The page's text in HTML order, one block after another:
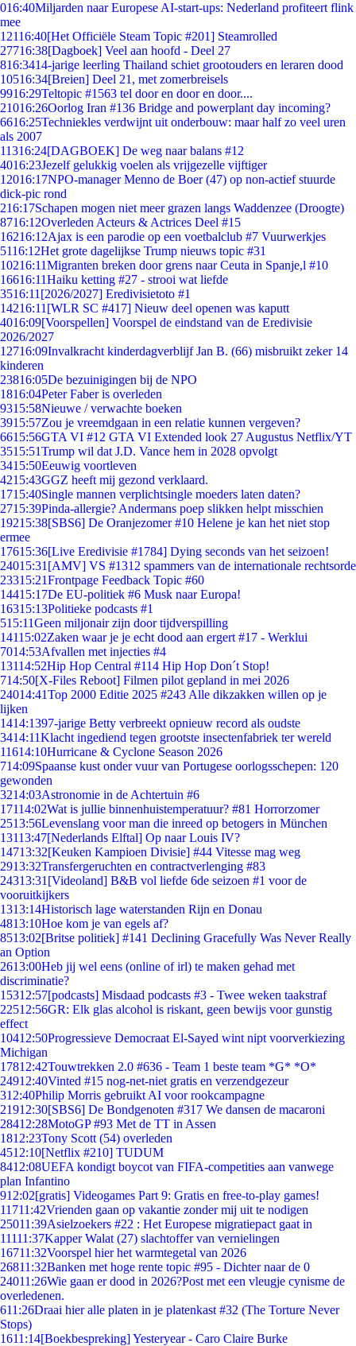
016:40Miljarden naar Europese AI-start-ups: Nederland profiteert flink
mee
12116:40[Het Officiële Steam Topic #201] Steamrolled
27716:38[Dagboek] Veel aan hoofd - Deel 27
816:3414-jarige leerling Thailand schiet grootouders en leraren dood
10516:34[Breien] Deel 21, met zomerbreisels
9916:29Teltopic #1563 tel door en door en door....
21016:26Oorlog Iran #136 Bridge and powerplant day incoming?
6616:25Techniekles verdwijnt uit onderbouw: maar half zo veel uren
als 2007
11316:24[DAGBOEK] De weg naar balans #12
4016:23Jezelf gelukkig voelen als vrijgezelle vijftiger
12016:17NPO-manager Menno de Boer (47) op non-actief stuurde
dick-pic rond
216:17Schapen mogen niet meer grazen langs Waddenzee (Droogte)
8716:12Overleden Acteurs & Actrices Deel #15
16216:12Ajax is een parodie op een voetbalclub #7 Vuurwerkjes
5116:12Het grote dagelijkse Trump nieuws topic #31
10216:11Migranten breken door grens naar Ceuta in Spanje,l #10
16616:11Haiku ketting #27 - strooi wat liefde
3516:11 [2026/2027] Eredivisietoto #1
14216:11 [WLR SC #417] Nieuw deel openen was kaputt
4016:09[Voorspellen] Voorspel de eindstand van de Eredivisie
2026/2027
12716:09Invalkracht kinderdagverblijf Jan B. (66) misbruikt zeker 14
kinderen
23816:05De bezuinigingen bij de NPO
1816:04Peter Faber is overleden
9315:58Nieuwe / verwachte boeken
3915:57Zou je vreemdgaan in een relatie kunnen vergeven?
6615:56GTA VI #12 GTA VI Extended look 27 Augustus Netflix/YT
3515:51Trump wil dat J.D. Vance hem in 2028 opvolgt
3415:50Eeuwig voortleven
4215:43GGZ heeft mij gezond verklaard.
1715:40Single mannen verplichtsingle moeders laten daten?
2715:39Pinda-allergie? Andermans poep slikken helpt misschien
19215:38[SBS6] De Oranjezomer #10 Helene je kan het niet stop
ermee
17615:36[Live Eredivisie #1784] Dying seconds van het seizoen!
24015:31 [AMV] VS #1312 spammers van de internationale rechtsorde
23315:21Frontpage Feedback Topic #60
14415:17De EU-politiek #6 Musk naar Europa!
16315:13Politieke podcasts #1
515:11Geen miljonair zijn door tijdverspilling
14115:02Zaken waar je je echt dood aan ergert #17 - Werklui
7014:53Afvallen met injecties #4
13114:52Hip Hop Central #114 Hip Hop Don´t Stop!
714:50[X-Files Reboot] Filmen pilot gepland in mei 2026
24014:41Top 2000 Editie 2025 #243 Alle dikzakken willen op je
lijken
1414:1397-jarige Betty verbreekt opnieuw record als oudste
3414:11Klacht ingediend tegen grootste insectenfabriek ter wereld
11614:10Hurricane & Cyclone Season 2026
714:09Spaanse kust onder vuur van Portugese oorlogsschepen: 120
gewonden
3214:03Astronomie in de Achtertuin #6
17114:02Wat is jullie binnenhuistemperatuur? #81 Horrorzomer
2513:56Levenslang voor man die inreed op betogers in München
13113:47[Nederlands Elftal] Op naar Louis IV?
14713:32[Keuken Kampioen Divisie] #44 Vitesse mag weg
2913:32Transfergeruchten en contractverlenging #83
24313:31 [Videoland] B&B vol liefde 6de seizoen #1 voor de
vooruitkijkers
1313:14Historisch lage waterstanden Rijn en Donau
4813:10Hoe kom je van egels af?
8513:02[Britse politiek] #141 Declining Gracefully Was Never Really
an Option
2613:00Heb jij wel eens (online of irl) te maken gehad met
discriminatie?
15312:57[podcasts] Misdaad podcasts #3 - Twee weken taakstraf
22512:56GR: Elk glas alcohol is riskant, geen bewijs voor gunstig
effect
10412:50Progressieve Democraat El-Sayed wint nipt voorverkiezing
Michigan
17812:42Touwtrekken 2.0 #636 - Team 1 beste team *G* *O*
24912:40Vinted #15 nog-net-niet gratis en verzendgezeur
312:40Philip Morris gebruikt AI voor rookcampagne
21912:30[SBS6] De Bondgenoten #317 We dansen de macaroni
28412:28MotoGP #93 Met de TT in Assen
1812:23Tony Scott (54) overleden
4512:10[Netflix #210] TUDUM
8412:08UEFA kondigt boycot van FIFA-competities aan vanwege
plan Infantino
912:02[gratis] Videogames Part 9: Gratis en free-to-play games!
11711:42Vrienden gaan op vakantie zonder mij uit te nodigen
25011:39Asielzoekers #22 : Het Europese migratiepact gaat in
11111:37Kapper Walat (27) slachtoffer van vernielingen
16711:32Voorspel hier het warmtegetal van 2026
26811:32Banken met hoge rente topic #95 - Dichter naar de 0
24011:26Wie gaan er dood in 2026?Post met een vleugje cynisme de
overledenen.
611:26Draai hier alle platen in je platenkast #32 (The Torture Never
Stops)
1611:14[Boekbespreking] Yesteryear - Caro Claire Burke